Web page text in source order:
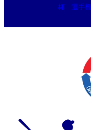
杯 選手権